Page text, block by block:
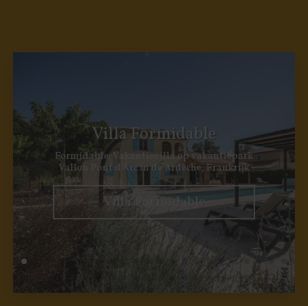
Villa Formidable
Formidable: Vakantievilla op vakantiepark
Vallon Pont d'Arc in de Ardèche, Frankrijk
Villa Formidable